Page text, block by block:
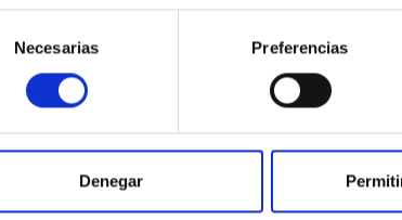
Necesarias Preferencias
Denegar
Pinilla Alonso, en el que los investigadores del
JWST.
de TNOs, definidos por su composición
Estos grupos reflejan las “líneas de
durante las primeras etapas del Sistema
superficies están cubiertas abundante hielo
en la más lejana.